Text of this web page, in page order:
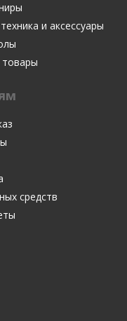
и аксессуары
товары
средств